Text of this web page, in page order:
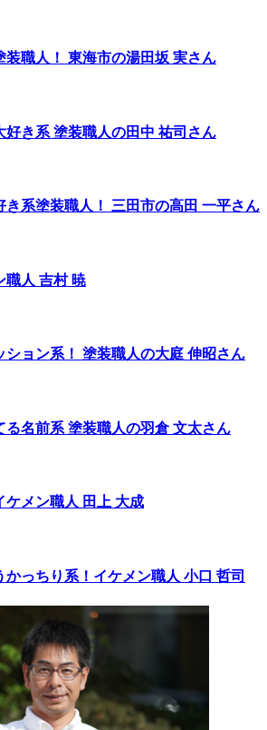
装職人！ 東海市の湯田坂 実さん
好き系 塗装職人の田中 祐司さん
き系塗装職人！ 三田市の高田 一平さん
職人 吉村 暁
ション系！ 塗装職人の大庭 伸昭さん
る名前系 塗装職人の羽倉 文太さん
ケメン職人 田上 大成
かっちり系！イケメン職人 小口 哲司